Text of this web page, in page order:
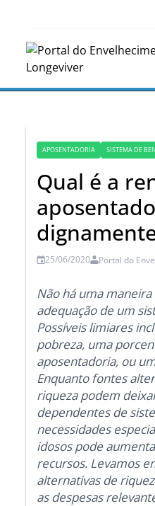
APOSENTADORIA SISTEMA DE
Qual é a
25/06/2020 Portal do
Não há uma
adequação de um
Possíveis limiares
pobreza, uma
aposentadoria, ou
Enquanto fontes
riqueza podem
dependentes de
necessidades
idosos pode
recursos. Levamos
alternativas de
as despesas